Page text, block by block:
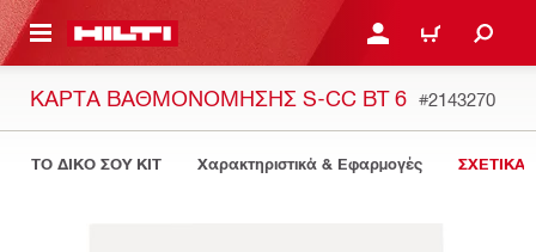
ΕΛΕΓΞΕΙΣ ΤΟ ΠΑΚΕΤΟ ΠΟΥ ΕΧΕΙΣ ΦΤΙΑΞΕΙ ΚΆΝΕ ΣΎΝΔΕΣΗ Ή
ΚΑΛΆΘΙ
ΚΆΡΤΑ ΒΑΘΜΟΝΌΜΗΣΗΣ S-CC BT 6 #2143270
ΤΟ ΔΙΚΟ ΣΟΥ KIT Χαρακτηριστικά & Εφαρμογές ΣΧΕΤΙΚΑ